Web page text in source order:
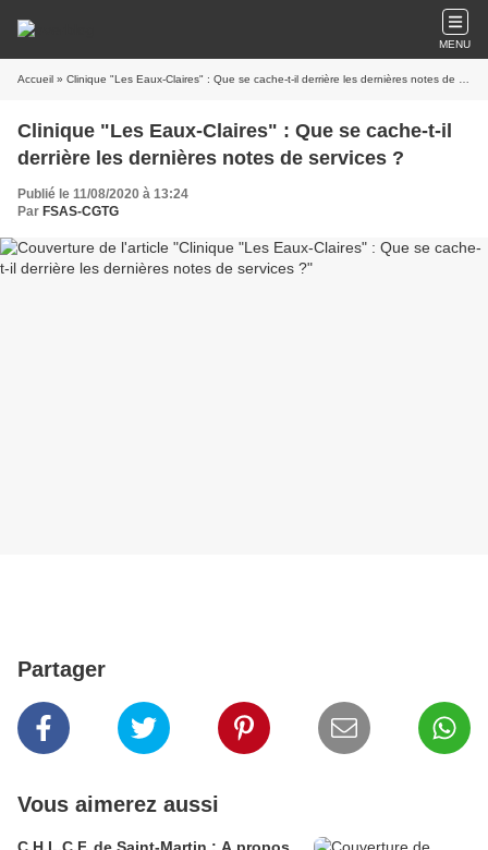
MENU
Accueil » Clinique "Les Eaux-Claires" : Que se cache-t-il derrière les dernières notes de services ?
Clinique "Les Eaux-Claires" : Que se cache-t-il
derrière les dernières notes de services ?
Publié le 11/08/2020 à 13:24
Par FSAS-CGTG
Partager
Vous aimerez aussi